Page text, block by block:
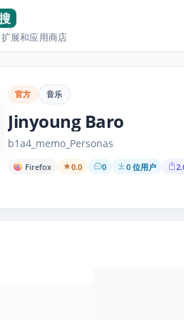
展和应用商店
官方 音乐
Jinyoung Baro
b1a4_memo_Personas
Firefox 0.0 0 0 位用户